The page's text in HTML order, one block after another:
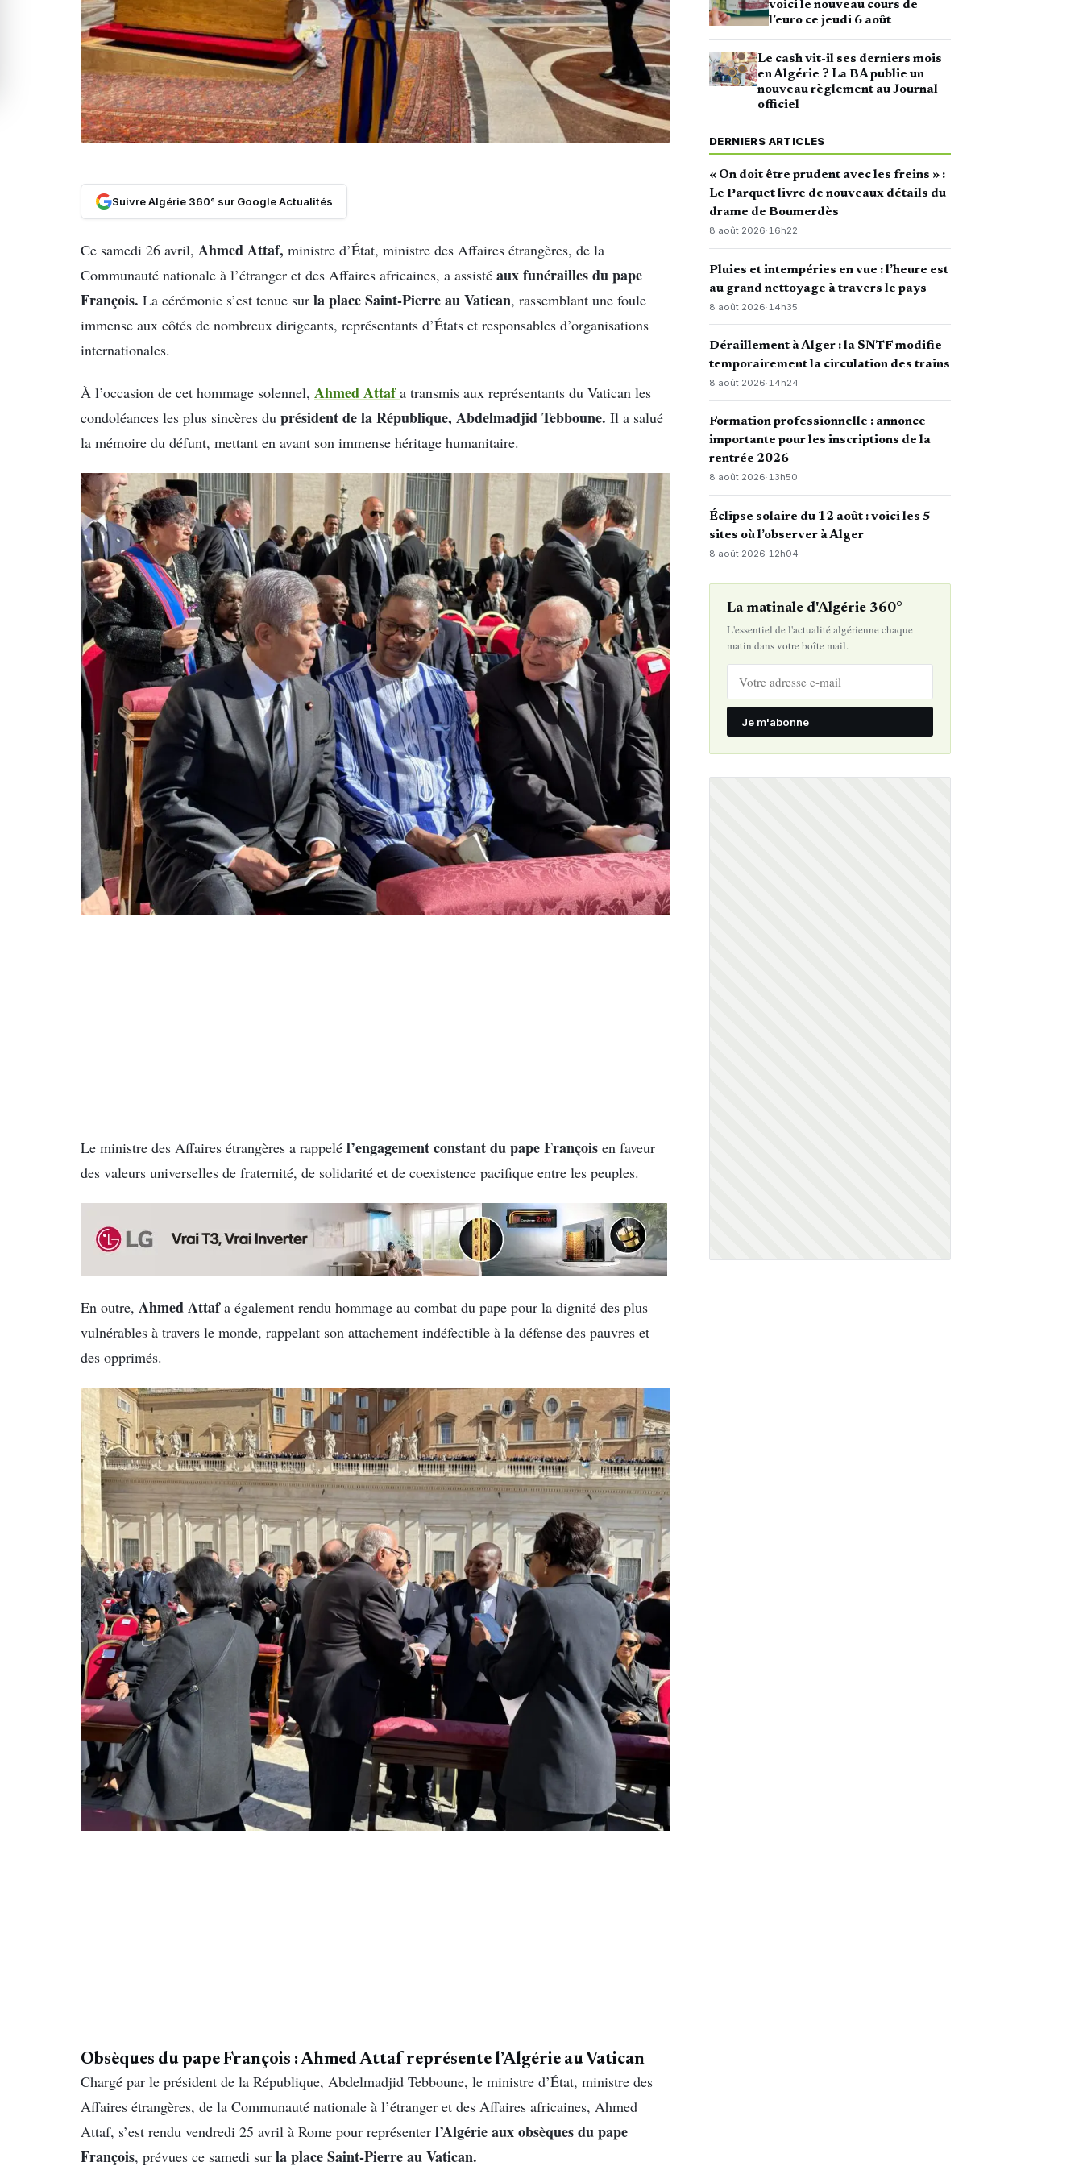
Suivre Algérie 360° sur Google Actualités
Ce samedi 26 avril, Ahmed Attaf, ministre d’État, ministre des Affaires étrangères, de la
Communauté nationale à l’étranger et des Affaires africaines, a assisté aux funérailles du pape
François. La cérémonie s’est tenue sur la place Saint-Pierre au Vatican, rassemblant une foule
immense aux côtés de nombreux dirigeants, représentants d’États et responsables d’organisations
internationales.
À l’occasion de cet hommage solennel, Ahmed Attaf a transmis aux représentants du Vatican les
condoléances les plus sincères du président de la République, Abdelmadjid Tebboune. Il a salué
la mémoire du défunt, mettant en avant son immense héritage humanitaire.
Le ministre des Affaires étrangères a rappelé l’engagement constant du pape François en faveur
des valeurs universelles de fraternité, de solidarité et de coexistence pacifique entre les peuples.
En outre, Ahmed Attafa également rendu hommage au combat du pape pour la dignité des plus
vulnérables à travers le monde, rappelant son attachement indéfectible à la défense des pauvres et
des opprimés.
Obsèques du pape François : Ahmed Attaf représente l’Algérie au Vatican
Chargé par le président de la République, Abdelmadjid Tebboune, le ministre d’État, ministre des
Affaires étrangères, de la Communauté nationale à l’étranger et des Affaires africaines, Ahmed
Attaf, s’est rendu vendredi 25 avril à Rome pour représenter l’Algérie aux obsèques du pape
François, prévues ce samedi sur la place Saint-Pierre au Vatican.
voici le nouveau cours de
l’euro ce jeudi 6 août
Le cash vit-il ses derniers mois
en Algérie ? La BA publie un
nouveau règlement au Journal
officiel
DERNIERS ARTICLES
« On doit être prudent avec les freins » :
Le Parquet livre de nouveaux détails du
drame de Boumerdès
8 août 2026·16h22
Pluies et intempéries en vue : l’heure est
au grand nettoyage à travers le pays
8 août 2026· 14h35
Déraillement à Alger : la SNTF modifie
temporairement la circulation des trains
8 août 2026·14h24
Formation professionnelle : annonce
importante pour les inscriptions de la
rentrée 2026
8 août 2026·13h50
Éclipse solaire du 12 août : voici les 5
sites où l’observer à Alger
8 août 2026· 12h04
La matinale d'Algérie 360°
L'essentiel de l'actualité algérienne chaque
matin dans votre boîte mail.
Je m'abonne